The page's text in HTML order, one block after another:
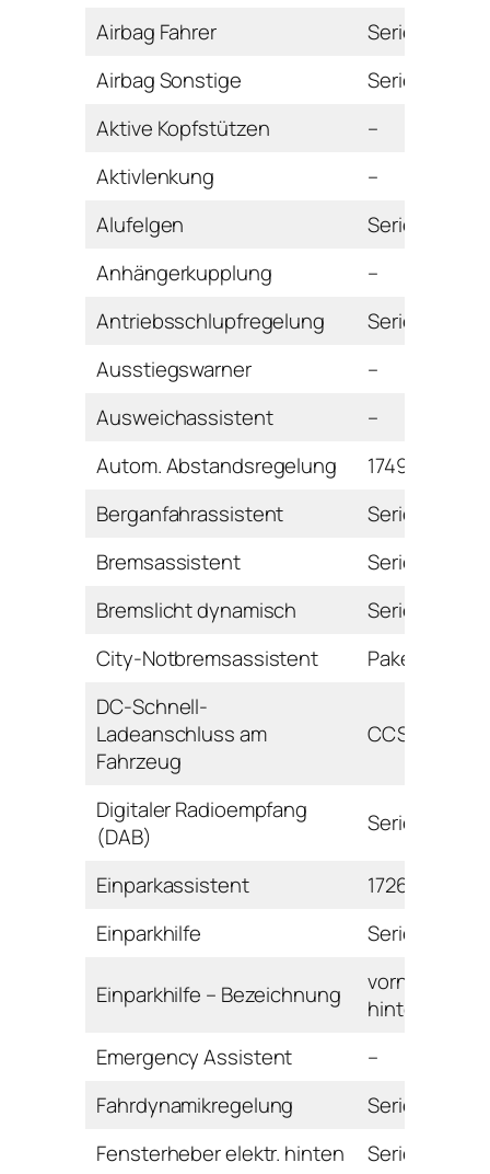
Airbag Fahrer
Serie
Airbag Sonstige
Serie
Aktive Kopfstützen
–
Aktivlenkung
–
Alufelgen
Serie
Anhängerkupplung
–
Antriebsschlupfregelung
Serie
Ausstiegswarner
–
Ausweichassistent
–
Autom. Abstandsregelung
1749 Euro
Berganfahrassistent
Serie
Bremsassistent
Serie
Bremslicht dynamisch
Serie
City-Notbremsassistent
Paket
DC-Schnell-
Ladeanschluss am
Fahrzeug
CCS
Digitaler Radioempfang
(DAB)
Serie
Einparkassistent
1726 Euro
Einparkhilfe
Serie
Einparkhilfe – Bezeichnung
vorne und
hinten
Emergency Assistent
–
Fahrdynamikregelung
Serie
Fensterheber elektr. hinten
Serie